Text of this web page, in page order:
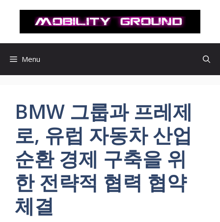
로
Menu
BMW 그룹과 프레제
로, 유럽 자동차 산업
순환 경제 구축을 위
한 전략적 협력 협약
체결